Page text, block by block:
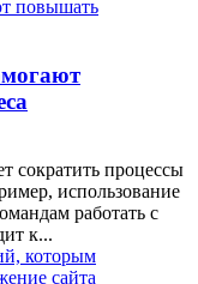
сократить процессы
использование
работать с
к...